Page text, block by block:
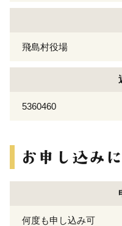
飛島村役場
5360460
何度も申し込み可